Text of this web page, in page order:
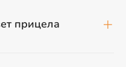
прицела